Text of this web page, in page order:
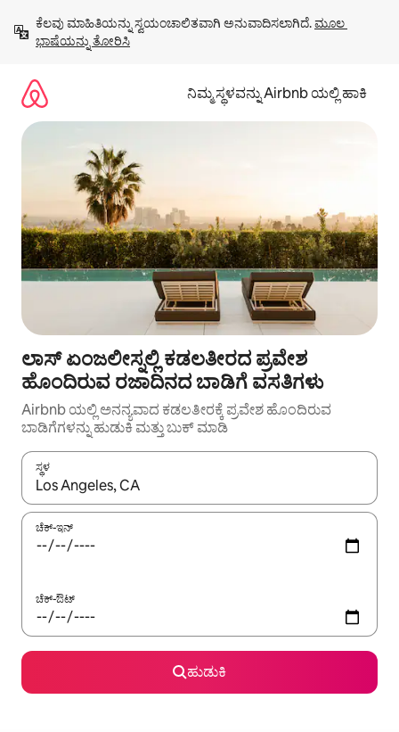
ಹೋಗಿ
ಕೆಲವು ಮಾಹಿತಿಯನ್ನು ಸ್ವಯಂಚಾಲಿತವಾಗಿ ಅನುವಾದಿಸಲಾಗಿದೆ. ಮೂಲ
ಭಾಷೆಯನ್ನು ತೋರಿಸಿ
ನಿಮ್ಮ ಸ್ಥಳವನ್ನು Airbnb ಯಲ್ಲಿ ಹಾಕಿ
ಲಾಸ್ ಏಂಜಲೀಸ್ನಲ್ಲಿ ಕಡಲತೀರದ ಪ್ರವೇಶ
ಹೊಂದಿರುವ ರಜಾದಿನದ ಬಾಡಿಗೆ ವಸತಿಗಳು
Airbnb ಯಲ್ಲಿ ಅನನ್ಯವಾದ ಕಡಲತೀರಕ್ಕೆ ಪ್ರವೇಶ ಹೊಂದಿರುವ
ಬಾಡಿಗೆಗಳನ್ನು ಹುಡುಕಿ ಮತ್ತು ಬುಕ್ ಮಾಡಿ
ಸ್ಥಳ
ಫಲಿತಾಂಶಗಳು ಲಭ್ಯವಿರುವಾಗ, ಅಪ್ ಮತ್ತು ಡೌನ್ ಬಾಣದ ಕೀಲಿಗಳೊಂದಿಗೆ
ಚೆಕ್-ಇನ್
ಚೆಕ್-ಔಟ್
ಹುಡುಕಿ